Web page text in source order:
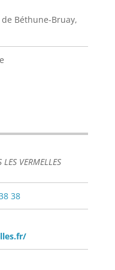
Béthune-Bruay,
VERMELLES
38